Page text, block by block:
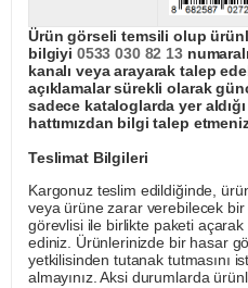
Ürün görseli temsili olup
bilgiyi 0533 030 82 13
kanalı veya arayarak talep
açıklamalar sürekli olarak
sadece kataloglarda yer
hattımızdan bilgi talep
Teslimat Bilgileri
Kargonuz teslim edildiğinde,
veya ürüne zarar verebilecek
görevlisi ile birlikte paketi
ediniz. Ürünlerinizde bir hasar
yetkilisinden tutanak tutmasını
almayınız. Aksi durumlarda